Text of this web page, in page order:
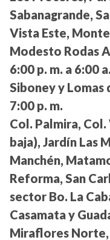
Sabanagrande,
Vista Este,
Modesto Rodas
6:00 p. m. a 6:00
Siboney y Lomas
7:00 p. m.
Col. Palmira,
baja), Jardín Las
Manchén,
Reforma, San
sector Bo. La
Casamata y
Miraflores Norte,